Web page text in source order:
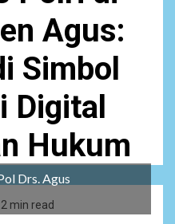
Agus:
Simbol
Digital
Hukum
2 min read
Drs. Agus